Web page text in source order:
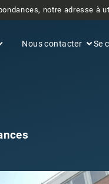
notre adresse à
Nous contacter Se